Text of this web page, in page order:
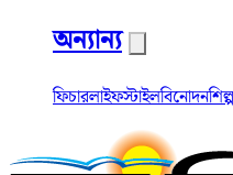
অন্যান্য
ফিচারলাইফস্টাইলবিনোদন